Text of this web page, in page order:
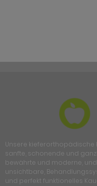
Unsere kieferorthopädische
sanfte, schonende und
bewährte und moderne,
unsichtbare,
und perfekt funktionelles